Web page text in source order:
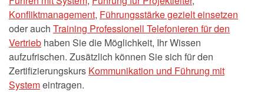
Konfliktmanagement, Führungsstärke gezielt einsetzen
oder auch Training Professionell Telefonieren für den
Vertrieb haben Sie die Möglichkeit, Ihr Wissen
aufzufrischen. Zusätzlich können Sie sich für den
Zertifizierungskurs Kommunikation und Führung mit
Systemeintragen.